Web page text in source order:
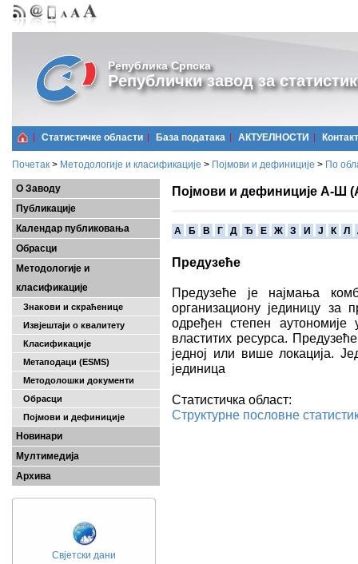
Република Српска
Републички завод за
Статистичке области Базa података АКТУЕЛНОСТИ Контакт
Почетак > Методологије и класификације > Појмови и дефиниције > По
О Заводу
Публикације
Календар публиковања
Обрасци
Методологије и
класификације
Знакови и скраћенице
Извјештаји о квалитету
Класификације
Метаподаци (ESMS)
Методолошки документи
Обрасци
Појмови и дефиниције
Новинари
Мултимедија
Архива
Свјетски дани
Појмови и дефиниције А-Ш
A Б В Г Д Ђ Е Ж З И Ј К Л
Предузеће
Предузеће је најмања
oрганизациону јединицу за
oдређен степен
властитих ресурса.
једној или више локација.
јединица
Статистичка област:
Структурне пословне